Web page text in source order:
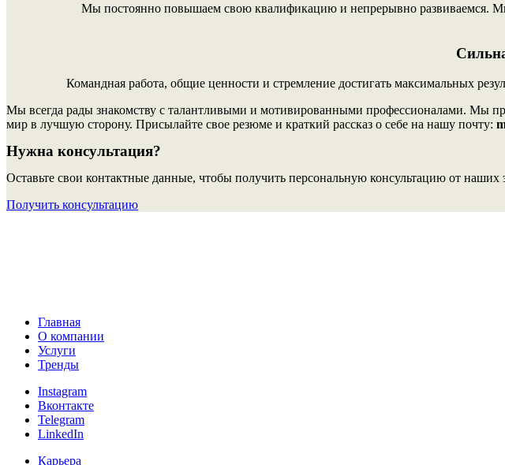
Мы постоянно повышаем свою квалификацию и непрерывно развиваемся.
Командная работа, общие ценности и стремление достигать максимальных
Мы всегда рады знакомству с талантливыми и мотивированными профессионалами. Мы
мир в лучшую сторону. Присылайте свое резюме и краткий рассказ о себе на нашу почту:
Нужна консультация?
Оставьте свои контактные данные, чтобы получить персональную консультацию от
Получить консультацию
Главная
О компании
Услуги
Тренды
Instagram
Вконтакте
Telegram
LinkedIn
Карьера